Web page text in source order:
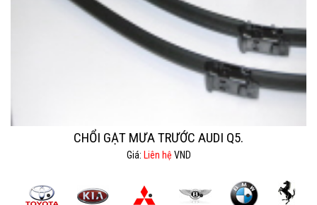
CHỔI GẠT MƯA TRƯỚC AUDI Q5.
Giá: Liên hệ VND